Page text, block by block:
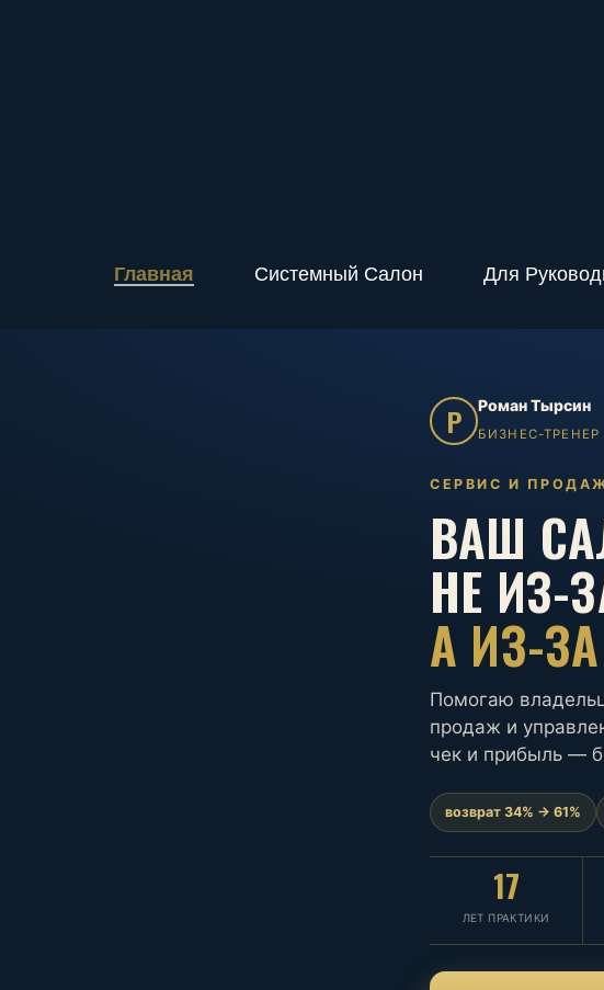
Главная Системный Салон Для
Р Роман Тырсин
БИЗНЕС-ТРЕНЕР
СЕРВИС И
ВАШ
НЕ ИЗ-
А ИЗ-
Помогаю
продаж и
чек и прибыль —
возврат 34% → 61%
17
ЛЕТ ПРАКТИКИ